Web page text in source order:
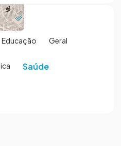
Educação Geral
Saúde